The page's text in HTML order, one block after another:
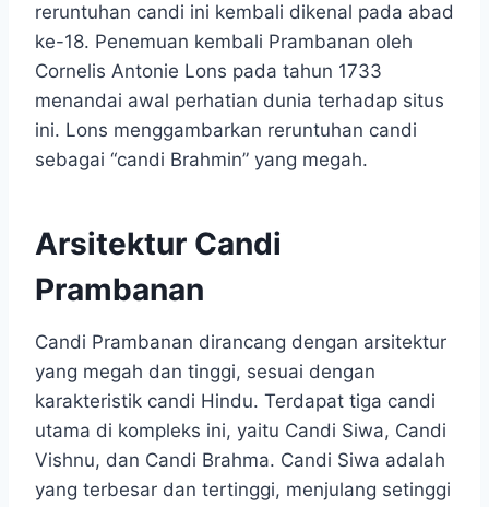
reruntuhan candi ini kembali dikenal pada abad
ke-18. Penemuan kembali Prambanan oleh
Cornelis Antonie Lons pada tahun 1733
menandai awal perhatian dunia terhadap situs
ini. Lons menggambarkan reruntuhan candi
sebagai “candi Brahmin” yang megah.
Arsitektur Candi
Prambanan
Candi Prambanan dirancang dengan arsitektur
yang megah dan tinggi, sesuai dengan
karakteristik candi Hindu. Terdapat tiga candi
utama di kompleks ini, yaitu Candi Siwa, Candi
Vishnu, dan Candi Brahma. Candi Siwa adalah
yang terbesar dan tertinggi, menjulang setinggi